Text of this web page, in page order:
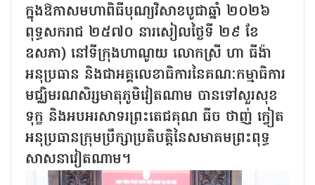
ក្នុងឱកាសមហាពិធីបុណ្យវិសាខបូជាឆ្នាំ ២០២៦
ពុទ្ធសករាជ ២៥៧០ នារសៀលថ្ងៃទី ២៩ ខែ
ឧសភា) នៅទីក្រុងហាណូយ លោកស្រី ហា ធីង៉ា
អនុប្រធាន និងជាអគ្គលេខាធិការនៃគណៈកម្មាធិការ
មជ្ឈិមរណសិរ្សមាតុភូមិវៀតណាម បានទៅសួរសុខ
ទុក្ខ និងអបអរសាទរព្រះតេជគុណ ធីច ថាញ់ ក្វៀត
អនុប្រធានក្រុមប្រឹក្សាប្រតិបត្តិនៃសមាគមព្រះពុទ្ធ
សាសនាវៀតណាម។